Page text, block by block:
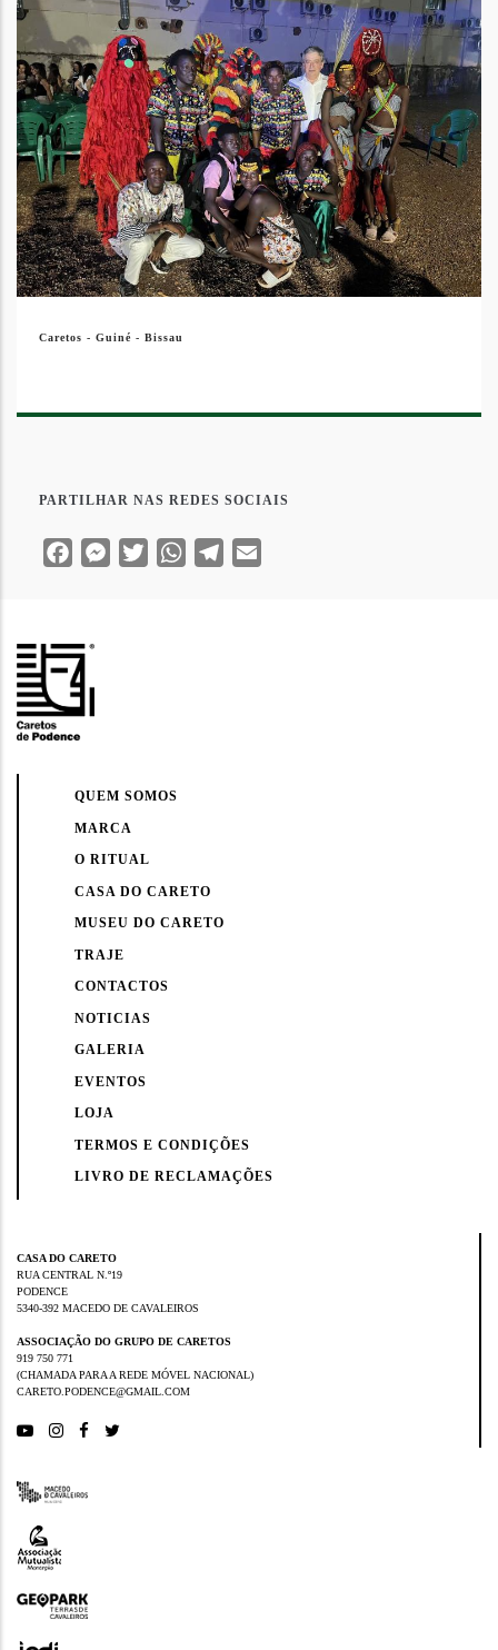
Caretos - Guiné - Bissau
PARTILHAR NAS REDES SOCIAIS
FacebookMessenger
Twitter WhatsAppTelegram
QUEM SOMOS
MARCA
O RITUAL
CASA DO CARETO
MUSEU DO CARETO
TRAJE
CONTACTOS
NOTICIAS
GALERIA
EVENTOS
LOJA
TERMOS E CONDIÇÕES
LIVRO DE RECLAMAÇÕES
CASA DO CARETO
RUA CENTRAL N.º19
PODENCE
5340-392 MACEDO DE CAVALEIROS
ASSOCIAÇÃO DO GRUPO DE CARETOS
919 750 771
(CHAMADA PARA A REDE MÓVEL NACIONAL)
CARETO.PODENCE@GMAIL.COM